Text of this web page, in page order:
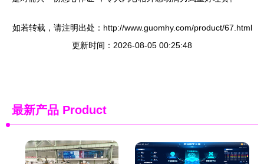
如若转载，请注明出处：http://www.guomhy.com/product/67.html
更新时间：2026-08-05 00:25:48
最新产品 Product